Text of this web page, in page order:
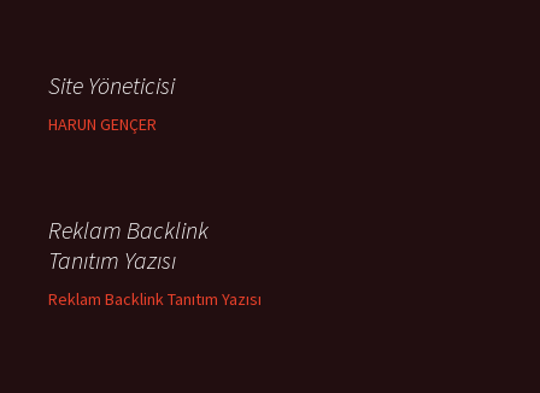
Site Yöneticisi
HARUN GENÇER
Reklam Backlink
Tanıtım Yazısı
Reklam Backlink Tanıtım Yazısı